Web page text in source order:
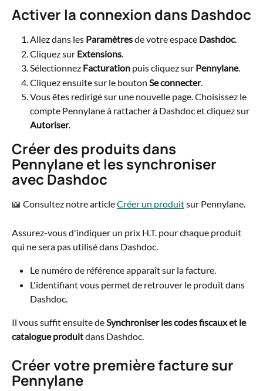
Activer la connexion dans Dashdoc
Allez dans les Paramètres de votre espace Dashdoc.
Cliquez sur Extensions.
Sélectionnez Facturation puis cliquez sur Pennylane.
Cliquez ensuite sur le bouton Se connecter.
Vous êtes redirigé sur une nouvelle page. Choisissez le
compte Pennylane à rattacher à Dashdoc et cliquez sur
Autoriser.
Créer des produits dans
Pennylane et les synchroniser
avec Dashdoc
📖 Consultez notre article Créer un produit sur Pennylane.
Assurez-vous d'indiquer un prix H.T. pour chaque produit
qui ne sera pas utilisé dans Dashdoc.
Le numéro de référence apparaît sur la facture.
L'identifiant vous permet de retrouver le produit dans
Dashdoc.
Il vous suffit ensuite de Synchroniser les codes fiscaux et le
catalogue produit dans Dashdoc.
Créer votre première facture sur
Pennylane